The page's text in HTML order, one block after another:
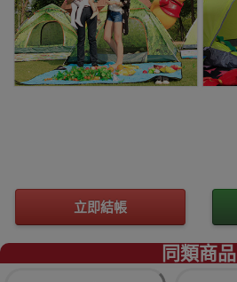
立即結帳
同類商品